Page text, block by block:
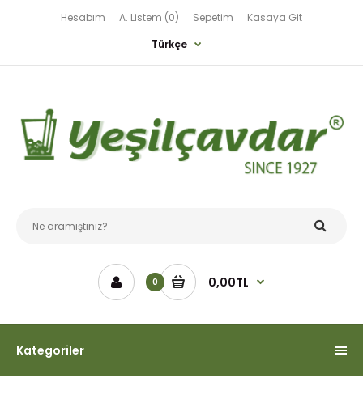
Hesabım A. Listem (0) Sepetim
Kasaya Git
Türkçe
0 0,00TL
Kategoriler